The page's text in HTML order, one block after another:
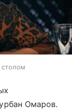
Омаров.